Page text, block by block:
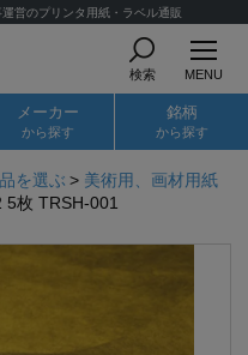
営のプリンタ用紙・ラベル通販
検索 MENU
メーカー
から探す
銘柄
から探す
を選ぶ
美術用、画材用紙
5枚 TRSH-001